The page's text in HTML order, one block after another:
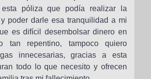
póliza que podía realizar la
poder darle esa tranquilidad a mi
es difícil desembolsar dinero en
tan repentino, tampoco quiero
innecesarias, gracias a esta
todo lo que necesito y ofrecen